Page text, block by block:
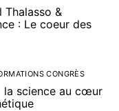
Thalasso &
: Le coeur des
CONGRÈS
la science au cœur